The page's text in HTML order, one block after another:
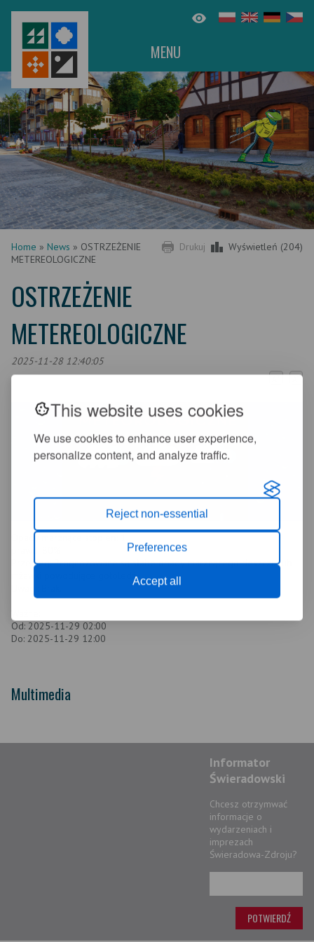
This website uses cookies
We use cookies to enhance user experience,
personalize content, and analyze traffic.
Reject non-essential
Preferences
Accept all
MENU
Drukuj Wyświetleń (204)
Home » News » OSTRZEŻENIE
METEREOLOGICZNE
OSTRZEŻENIE
METEREOLOGICZNE
2025-11-28 12:40:05
+ -
Opady marznące stopień: 1
Przebieg: Prognozowane są słabe opady marznącego deszczu lub
mżawki powodujące gołoledź.
Od: 2025-11-29 02:00
Do: 2025-11-29 12:00
Multimedia
Informator
Świeradowski
Chcesz otrzymwać
informacje o
wydarzeniach i
imprezach
Świeradowa-Zdroju?